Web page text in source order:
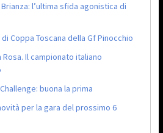
l’ultima sfida agonistica di
Coppa Toscana della Gf Pinocchio
Rosa. Il campionato italiano
buona la prima
per la gara del prossimo 6